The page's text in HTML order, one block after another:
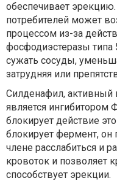
обеспечивает
потребителей может
процессом из-за
фосфодиэстеразы
сужать сосуды,
затрудняя или
Силденафил, активный
является ингибитором
блокирует действие
блокирует фермент,
члене расслабиться и
кровоток и позволяет
способствует эрекции.